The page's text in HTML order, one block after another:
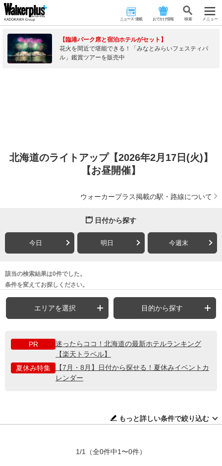
ニュース･連載 おでかけ情報 検 索 メニュー
【臨港パーク席と宿泊ホテルがセット】
花火を間近で堪能できる！「みなとみらいフェスティバ
ル」鑑賞ツアーを販売中
北海道のライトアップ【2026年2月17日(火)】
【お昼開催】
ウォーカープラス掲載の駅・路線について
日付から探す
今日 明日 今週末
該当の検索結果は0件でした。
条件を変えてお探しください。
エリアを選択 目的から探す
PR
迷ったらココ！北海道の最新ホテルランキング
【楽天トラベル】
夏休み特集
【7月・8月】日付から探せる！夏休みイベントカ
レンダー
もっと詳しい条件で絞り込む
1/1 （全0件中1〜0件）